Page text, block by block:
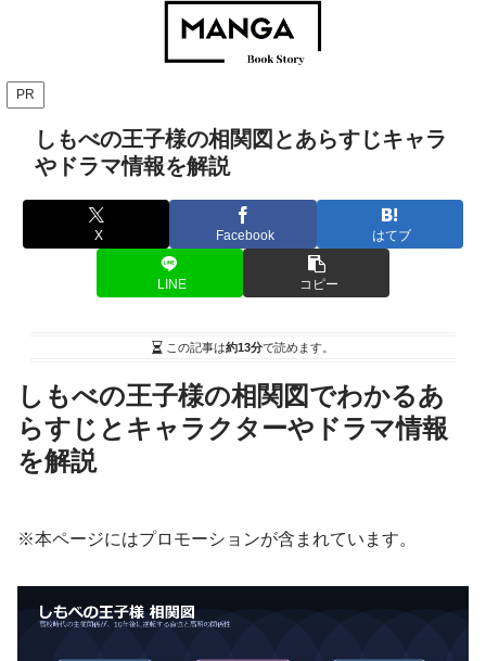
PR
しもべの王子様の相関図とあらすじキャラ
やドラマ情報を解説
X Facebook はてブ
LINE コピー
この記事は約13分で読めます。
しもべの王子様の相関図でわかるあ
らすじとキャラクターやドラマ情報
を解説
※本ページにはプロモーションが含まれています。